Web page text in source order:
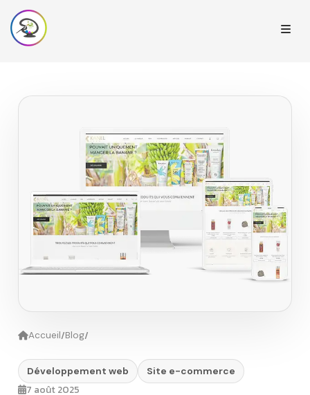
Accueil/Blog/
Développement web Site e-commerce
7 août 2025